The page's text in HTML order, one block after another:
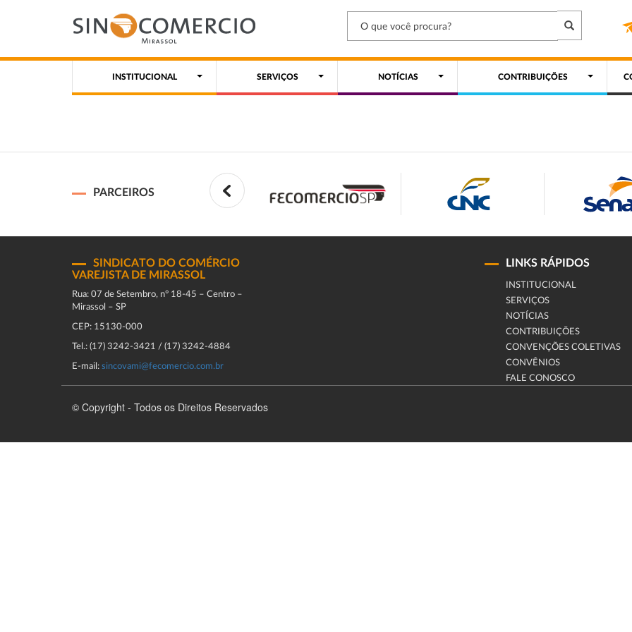
INSTITUCIONAL SERVIÇOS NOTÍCIAS CONTRIBUIÇÕES
PARCEIROS
SINDICATO DO COMÉRCIO
VAREJISTA DE MIRASSOL
Rua: 07 de Setembro, n° 18-45 – Centro –
Mirassol – SP
CEP: 15130-000
Tel.: (17) 3242-3421 / (17) 3242-4884
E-mail: sincovami@fecomercio.com.br
LINKS RÁPIDOS
INSTITUCIONAL
SERVIÇOS
NOTÍCIAS
CONTRIBUIÇÕES
CONVENÇÕES COLETIVAS
CONVÊNIOS
FALE CONOSCO
© Copyright - Todos os Direitos Reservados